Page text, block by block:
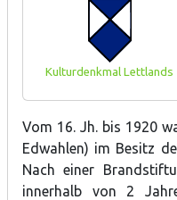
Kulturdenkmal Lettlands
Vom 16. Jh. bis 1920
Edwahlen) im Besitz
Nach einer
innerhalb von 2